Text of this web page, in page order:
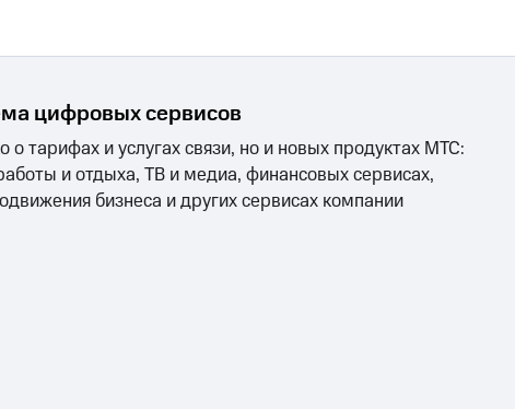
цифровых сервисов
о тарифах и услугах связи, но и новых продуктах МТС:
и отдыха, ТВ и медиа, финансовых сервисах,
бизнеса и других сервисах компании